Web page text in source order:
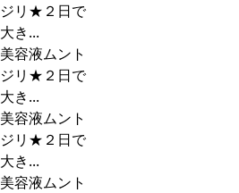
ジリ★２日で
大き...
美容液ムント
ジリ★２日で
大き...
美容液ムント
ジリ★２日で
大き...
美容液ムント